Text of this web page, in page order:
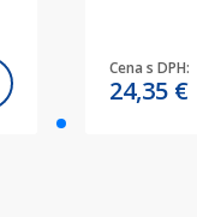
Cena s DPH:
24,35 €